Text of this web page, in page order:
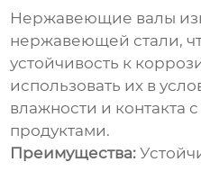
Нержавеющие валы
нержавеющей стали,
устойчивость к
использовать их в
влажности и контакта
продуктами.
Преимущества: